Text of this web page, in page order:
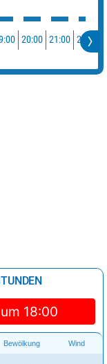
20:00 21:00 22:00
18:00
Bewölkung Wind